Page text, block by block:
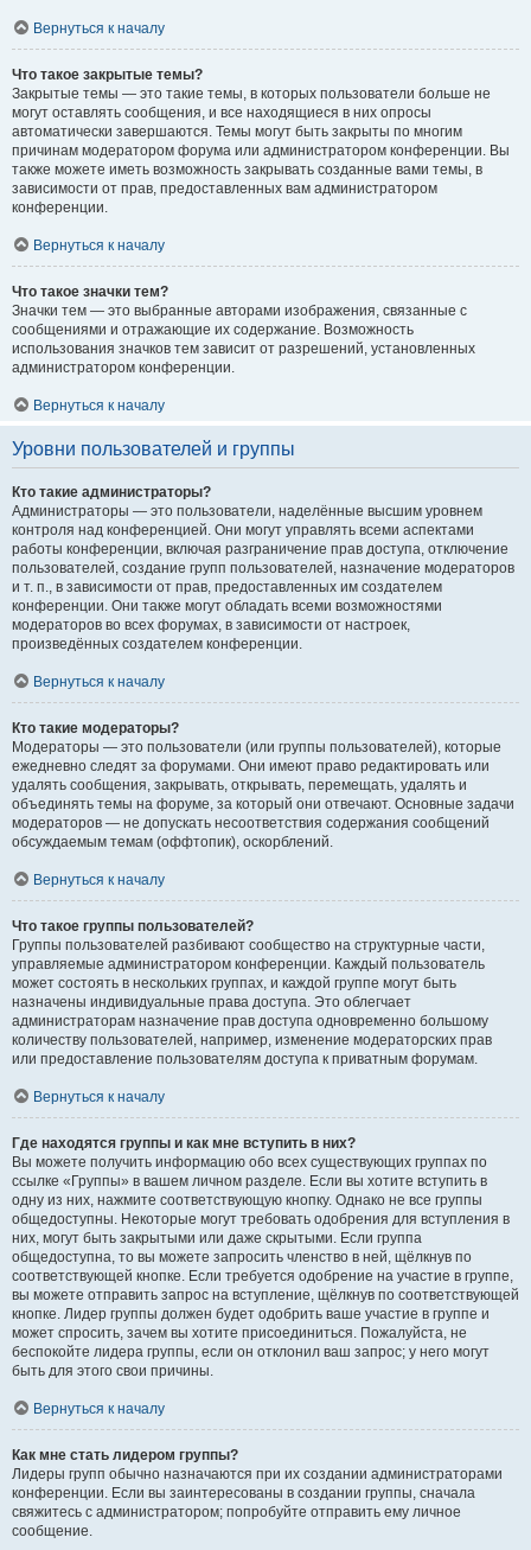
Вернуться к началу
Что такое закрытые темы?
Закрытые темы — это такие темы, в которых пользователи больше не
могут оставлять сообщения, и все находящиеся в них опросы
автоматически завершаются. Темы могут быть закрыты по многим
причинам модератором форума или администратором конференции. Вы
также можете иметь возможность закрывать созданные вами темы, в
зависимости от прав, предоставленных вам администратором
конференции.
Вернуться к началу
Что такое значки тем?
Значки тем — это выбранные авторами изображения, связанные с
сообщениями и отражающие их содержание. Возможность
использования значков тем зависит от разрешений, установленных
администратором конференции.
Вернуться к началу
Уровни пользователей и группы
Кто такие администраторы?
Администраторы — это пользователи, наделённые высшим уровнем
контроля над конференцией. Они могут управлять всеми аспектами
работы конференции, включая разграничение прав доступа, отключение
пользователей, создание групп пользователей, назначение модераторов
и т. п., в зависимости от прав, предоставленных им создателем
конференции. Они также могут обладать всеми возможностями
модераторов во всех форумах, в зависимости от настроек,
произведённых создателем конференции.
Вернуться к началу
Кто такие модераторы?
Модераторы — это пользователи (или группы пользователей), которые
ежедневно следят за форумами. Они имеют право редактировать или
удалять сообщения, закрывать, открывать, перемещать, удалять и
объединять темы на форуме, за который они отвечают. Основные задачи
модераторов — не допускать несоответствия содержания сообщений
обсуждаемым темам (оффтопик), оскорблений.
Вернуться к началу
Что такое группы пользователей?
Группы пользователей разбивают сообщество на структурные части,
управляемые администратором конференции. Каждый пользователь
может состоять в нескольких группах, и каждой группе могут быть
назначены индивидуальные права доступа. Это облегчает
администраторам назначение прав доступа одновременно большому
количеству пользователей, например, изменение модераторских прав
или предоставление пользователям доступа к приватным форумам.
Вернуться к началу
Где находятся группы и как мне вступить в них?
Вы можете получить информацию обо всех существующих группах по
ссылке «Группы» в вашем личном разделе. Если вы хотите вступить в
одну из них, нажмите соответствующую кнопку. Однако не все группы
общедоступны. Некоторые могут требовать одобрения для вступления в
них, могут быть закрытыми или даже скрытыми. Если группа
общедоступна, то вы можете запросить членство в ней, щёлкнув по
соответствующей кнопке. Если требуется одобрение на участие в группе,
вы можете отправить запрос на вступление, щёлкнув по соответствующей
кнопке. Лидер группы должен будет одобрить ваше участие в группе и
может спросить, зачем вы хотите присоединиться. Пожалуйста, не
беспокойте лидера группы, если он отклонил ваш запрос; у него могут
быть для этого свои причины.
Вернуться к началу
Как мне стать лидером группы?
Лидеры групп обычно назначаются при их создании администраторами
конференции. Если вы заинтересованы в создании группы, сначала
свяжитесь с администратором; попробуйте отправить ему личное
сообщение.